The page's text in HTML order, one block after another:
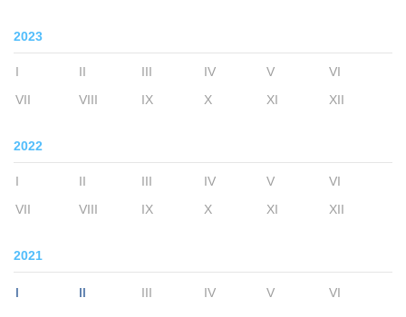
2023
I II III IV V
VI
VII
VIII IX X XI XII
2022
I II III IV V
VI
VII
VIII IX X XI XII
2021
I II III IV V VI